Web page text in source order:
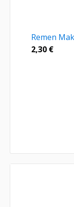
Remen
2,30 €